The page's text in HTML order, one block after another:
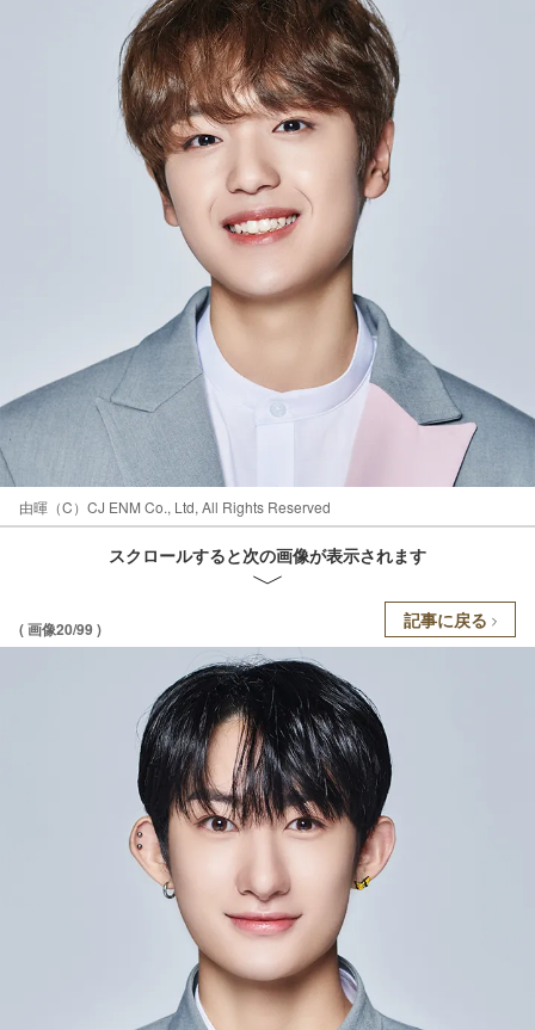
由暉（C）CJ ENM Co., Ltd, All Rights Reserved
スクロールすると次の画像が表示されます
( 画像20/99 ) 記事に戻る